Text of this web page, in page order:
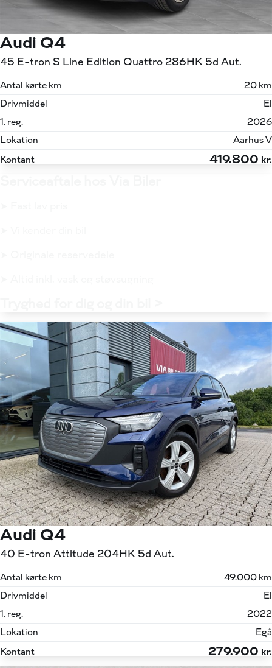
Audi Q4
45 E-tron S Line Edition Quattro 286HK 5d Aut.
Antal kørte km
20 km
Drivmiddel
El
1. reg.
2026
Lokation
Aarhus V
Kontant
419.800 kr.
Audi Q4
40 E-tron Attitude 204HK 5d Aut.
Antal kørte km
49.000 km
Drivmiddel
El
1. reg.
2022
Lokation
Egå
Kontant
279.900 kr.